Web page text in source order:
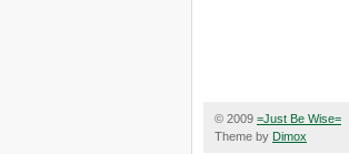
© 2009 =Just Be Wise=
Theme by Dimox